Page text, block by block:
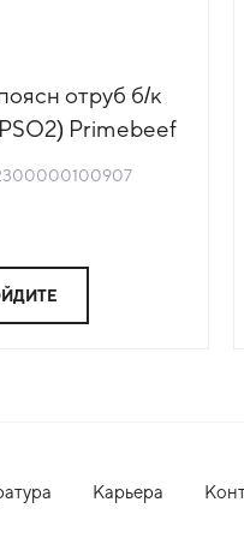
отруб б/к
Primebeef
Карьера